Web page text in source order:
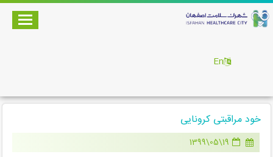
En
خود مراقبتی کرونایی
19\05\1399